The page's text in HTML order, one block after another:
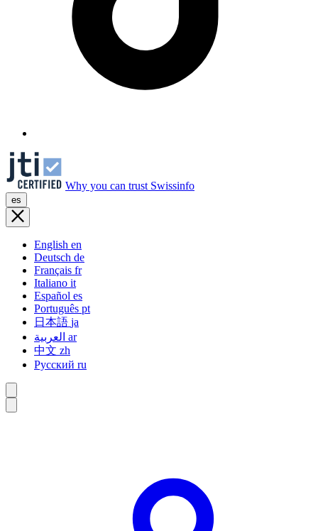
Why you can trust Swissinfo
es
English en
Deutsch de
Français fr
Italiano it
Español es
Português pt
日本語 ja
ar
中文 zh
Русский ru